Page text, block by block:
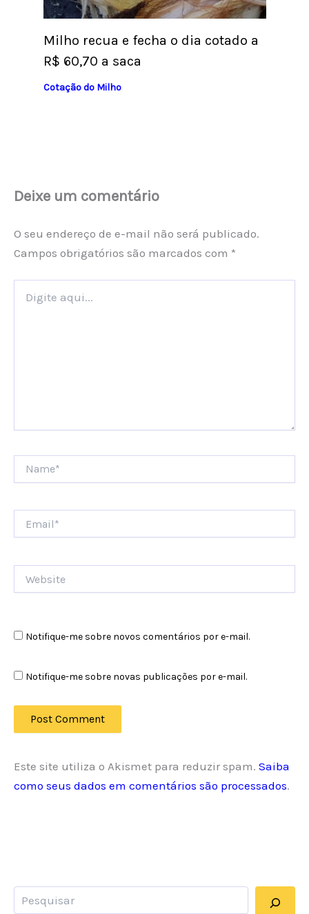
Milho recua e fecha o dia cotado a
R$ 60,70 a saca
Cotação do Milho
Deixe um comentário
O seu endereço de e-mail não será publicado.
Campos obrigatórios são marcados com *
aqui...
Notifique-me sobre novos comentários por e-mail.
Notifique-me sobre novas publicações por e-mail.
Este site utiliza o Akismet para reduzir spam. Saiba
como seus dados em comentários são processados.